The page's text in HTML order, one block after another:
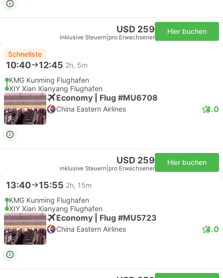
USD 259
inklusive Steuern pro Erwachsener
Hier buchen
Schnellste
10:40 12:45 2h, 5m
KMG Kunming Flughafen
XIY Xian Xianyang Flughafen
Economy | Flug #MU6708
China Eastern Airlines 4.0
USD 259
inklusive Steuern pro Erwachsener
Hier buchen
13:40 15:55 2h, 15m
KMG Kunming Flughafen
XIY Xian Xianyang Flughafen
Economy | Flug #MU5723
China Eastern Airlines 4.0